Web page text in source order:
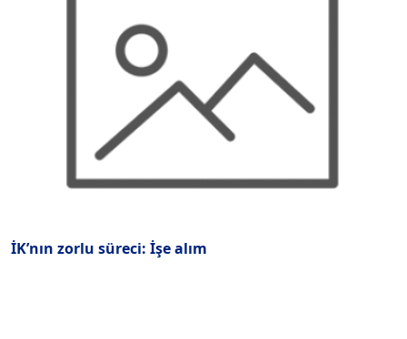
İK’nın zorlu süreci: İşe alım